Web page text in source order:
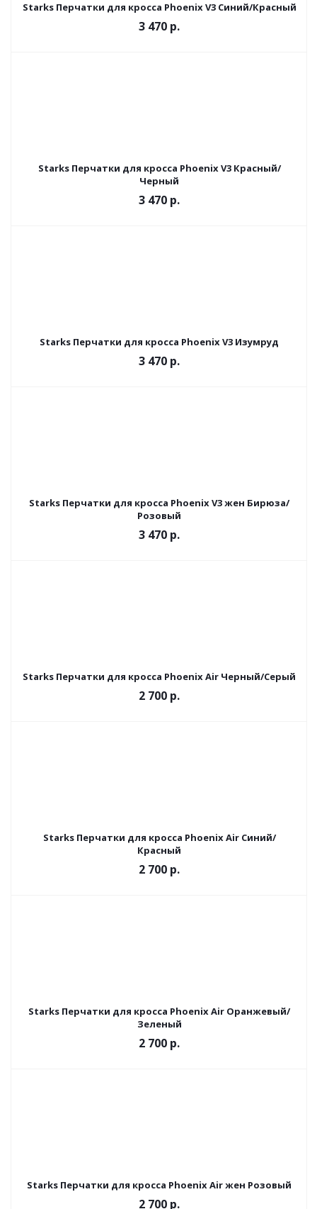
Starks Перчатки для кросса Phoenix V3 Синий/Красный
3 470 р.
Starks Перчатки для кросса Phoenix V3 Красный/
Черный
3 470 р.
Starks Перчатки для кросса Phoenix V3 Изумруд
3 470 р.
Starks Перчатки для кросса Phoenix V3 жен Бирюза/
Розовый
3 470 р.
Starks Перчатки для кросса Phoenix Air Черный/Серый
2 700 р.
Starks Перчатки для кросса Phoenix Air Синий/
Красный
2 700 р.
Starks Перчатки для кросса Phoenix Air Оранжевый/
Зеленый
2 700 р.
Starks Перчатки для кросса Phoenix Air жен Розовый
2 700 р.